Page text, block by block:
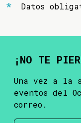
Datos
¡NO TE
Una vez a la
eventos del
correo.